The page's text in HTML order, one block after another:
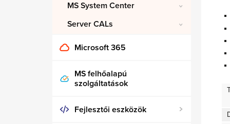
MS System Center
Server CALs
Microsoft 365
MS felhőalapú
szolgáltatások
Fejlesztői eszközök